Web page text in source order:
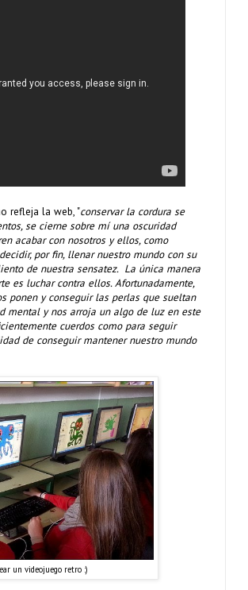
refleja la web, "conservar la cordura se
se cierne sobre mí una oscuridad
acabar con nosotros y ellos, como
por fin, llenar nuestro mundo con su
de nuestra sensatez. La única manera
es luchar contra ellos. Afortunadamente,
ponen y conseguir las perlas que sueltan
mental y nos arroja un algo de luz en este
cuerdos como para seguir
de conseguir mantener nuestro mundo
un videojuego retro :)